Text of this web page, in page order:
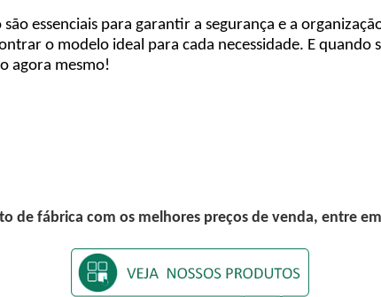
essenciais para garantir a segurança e a
o modelo ideal para cada necessidade. E
agora mesmo!
de fábrica com os melhores preços de venda, entre